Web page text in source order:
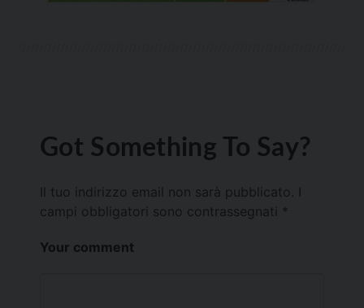
Got Something To Say?
Il tuo indirizzo email non sarà pubblicato.
campi obbligatori sono contrassegnati *
Your comment